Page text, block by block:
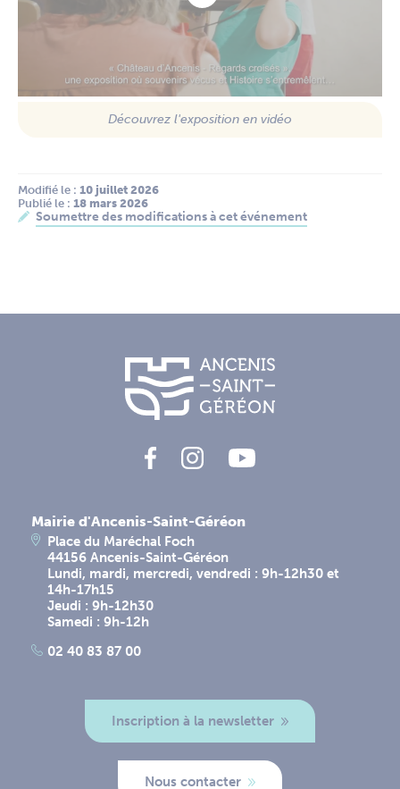
Découvrez l'exposition en vidéo
Modifié le : 10 juillet 2026
Publié le : 18 mars 2026
Soumettre des modifications à cet événement
Mairie d'Ancenis-Saint-Géréon
Place du Maréchal Foch
44156 Ancenis-Saint-Géréon
Lundi, mardi, mercredi, vendredi : 9h-12h30 et
14h-17h15
Jeudi : 9h-12h30
Samedi : 9h-12h
02 40 83 87 00
Inscription à la newsletter
Nous contacter